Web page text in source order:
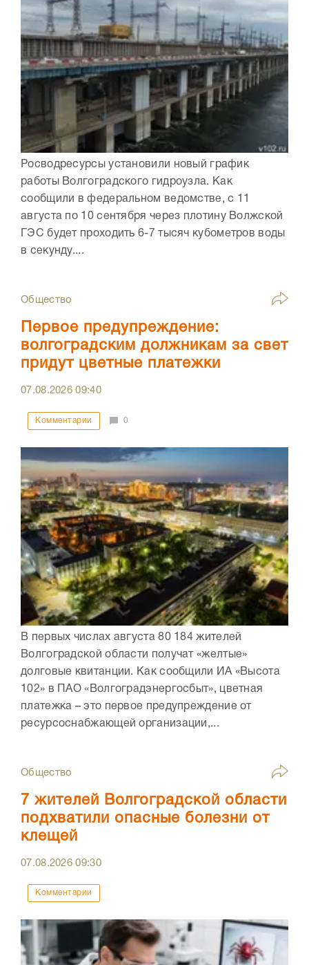
Росводресурсы установили новый график
работы Волгоградского гидроузла. Как
сообщили в федеральном ведомстве, с 11
августа по 10 сентября через плотину Волжской
ГЭС будет проходить 6-7 тысяч кубометров воды
в секунду....
Общество
Первое предупреждение:
волгоградским должникам за свет
придут цветные платежки
07.08.202609:40
Комментарии 0
В первых числах августа 80 184 жителей
Волгоградской области получат «желтые»
долговые квитанции. Как сообщили ИА «Высота
102» в ПАО «Волгоградэнергосбыт», цветная
платежка – это первое предупреждение от
ресурсоснабжающей организации,...
Общество
7 жителей Волгоградской области
подхватили опасные болезни от
клещей
07.08.202609:30
Комментарии